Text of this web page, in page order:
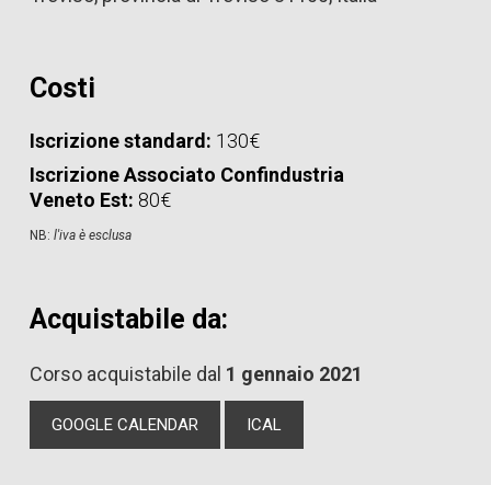
Costi
Iscrizione standard: 130€
Iscrizione Associato Confindustria
Veneto Est: 80€
NB: l'iva è esclusa
Acquistabile da:
Corso acquistabile dal 1 gennaio 2021
GOOGLE CALENDAR ICAL